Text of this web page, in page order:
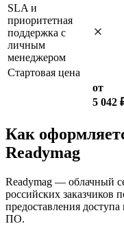
SLA и
приоритетная
поддержка с
личным
менеджером
Стартовая цена
от
5 042
Как
Readymag
Readymag — облачный
российских заказчиков
предоставления
ПО.